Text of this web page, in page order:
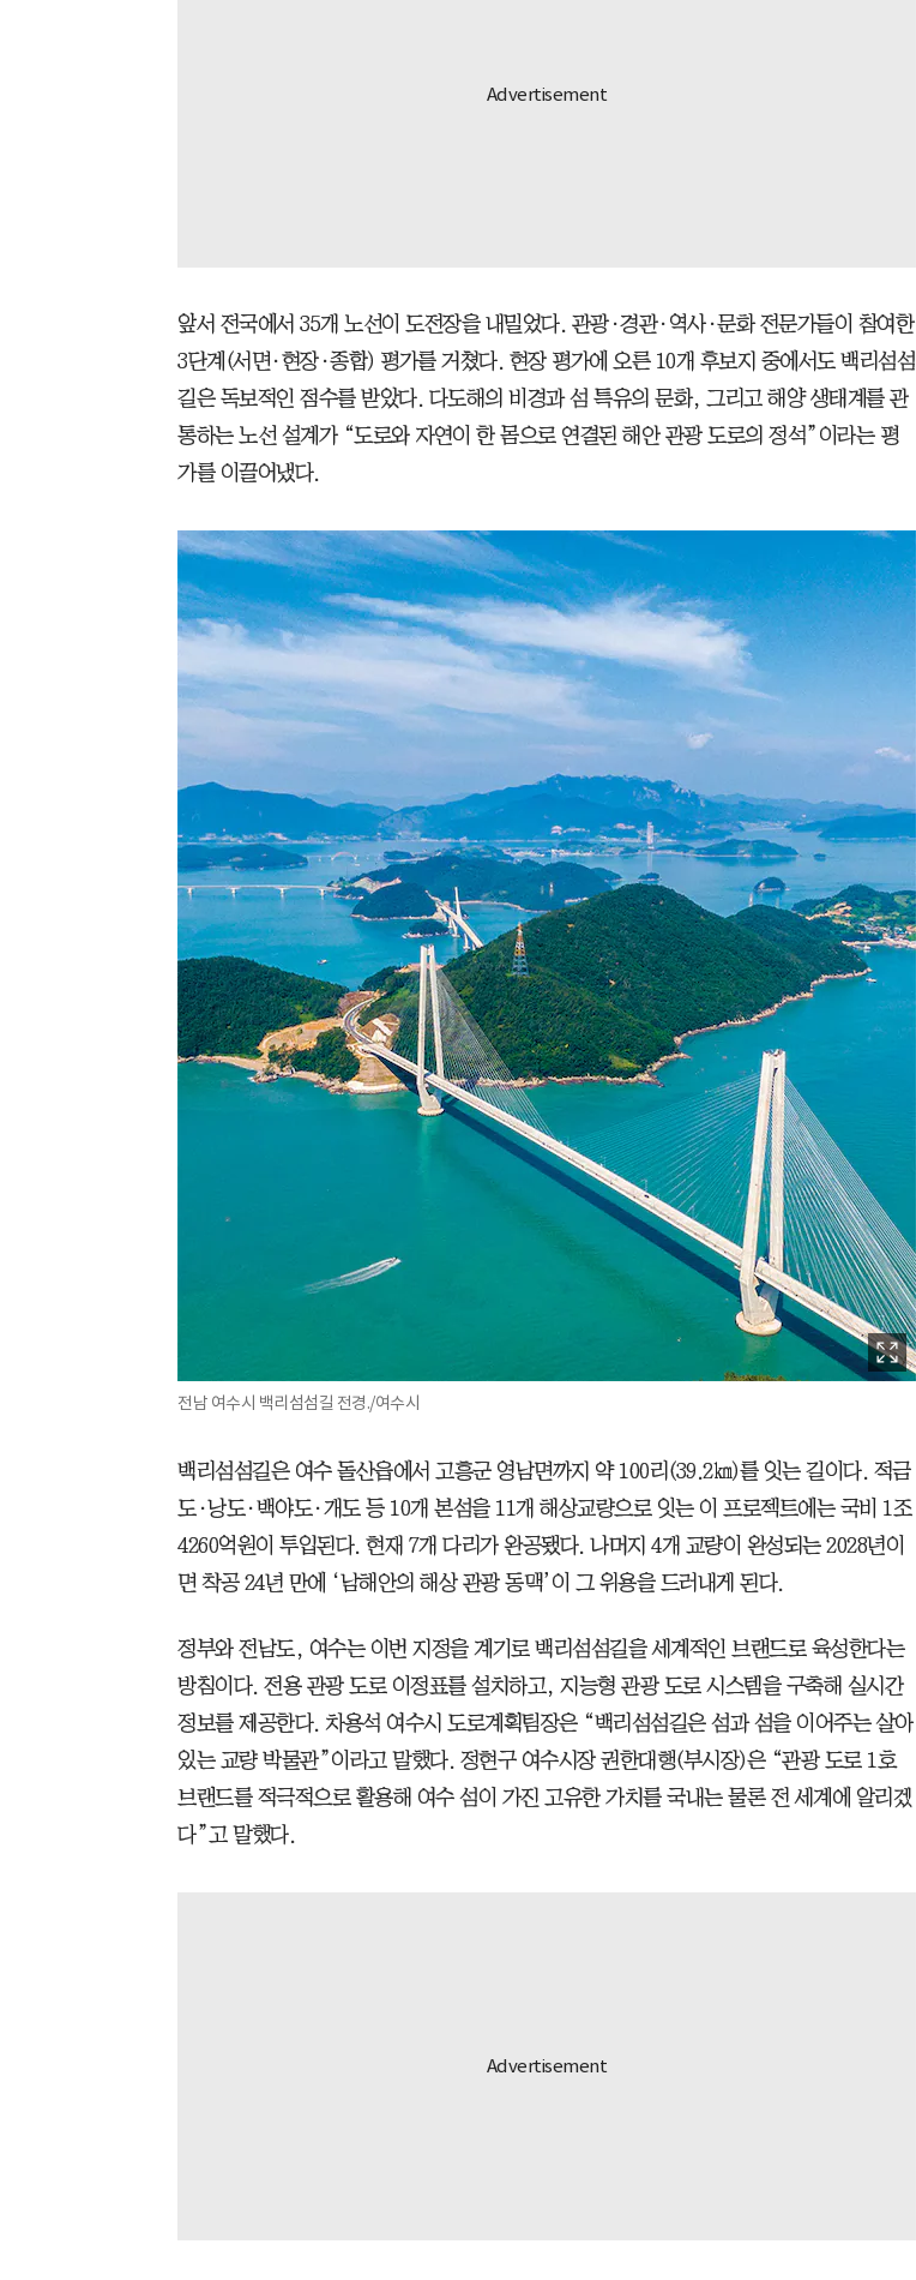
앞서 전국에서 35개 노선이 도전장을 내밀었다. 관광·경관·역사·문화 전문가들이 참여한
3단계(서면·현장·종합) 평가를 거쳤다. 현장 평가에 오른 10개 후보지 중에서도 백리섬섬
길은 독보적인 점수를 받았다. 다도해의 비경과 섬 특유의 문화, 그리고 해양 생태계를 관
통하는 노선 설계가 “도로와 자연이 한 몸으로 연결된 해안 관광 도로의 정석”이라는 평
가를 이끌어냈다.
전남 여수시 백리섬섬길 전경./여수시
백리섬섬길은 여수 돌산읍에서 고흥군 영남면까지 약 100리(39.2㎞)를 잇는 길이다. 적금
도·낭도·백야도·개도 등 10개 본섬을 11개 해상교량으로 잇는 이 프로젝트에는 국비 1조
4260억원이 투입된다. 현재 7개 다리가 완공됐다. 나머지 4개 교량이 완성되는 2028년이
면 착공 24년 만에 ‘남해안의 해상 관광 동맥’이 그 위용을 드러내게 된다.
정부와 전남도, 여수는 이번 지정을 계기로 백리섬섬길을 세계적인 브랜드로 육성한다는
방침이다. 전용 관광 도로 이정표를 설치하고, 지능형 관광 도로 시스템을 구축해 실시간
정보를 제공한다. 차용석 여수시 도로계획팀장은 “백리섬섬길은 섬과 섬을 이어주는 살아
있는 교량 박물관”이라고 말했다. 정현구 여수시장 권한대행(부시장)은 “관광 도로 1호
브랜드를 적극적으로 활용해 여수 섬이 가진 고유한 가치를 국내는 물론 전 세계에 알리겠
다”고 말했다.